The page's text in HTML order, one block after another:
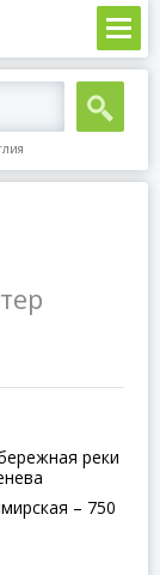
реки
– 750